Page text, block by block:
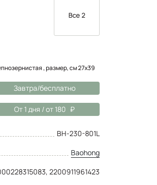
Все 2
, размер, см 27x39
Завтра/бесплатно
От 1 дня / от 180
BH-230-801L
Baohong
2200911961423